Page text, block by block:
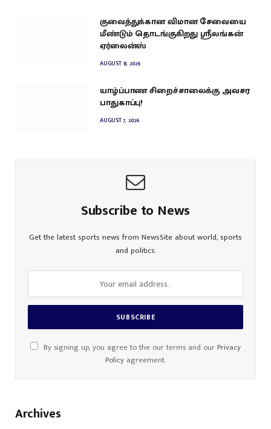
குவைத்துக்கான விமான சேவையை
மீண்டும் தொடங்குகிறது ஸ்ரீலங்கன்
ஏர்லைன்ஸ்
AUGUST 8, 2026
யாழ்ப்பாண சிறைச்சாலைக்கு அவசர
பாதுகாப்பு!
AUGUST 7, 2026
Subscribe to News
Get the latest sports news from NewsSite about world, sports
and politics.
By signing up, you agree to the our terms and ourPrivacy
Policy agreement.
Archives